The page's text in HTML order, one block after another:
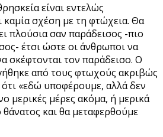
είναι εντελώς
καμία σχέση με τη φτώχεια. Θα
πλούσια σαν παράδεισος -πιο
έτσι ώστε οι άνθρωποι να
σκέφτονται τον παράδεισο. Ο
από τους φτωχούς ακριβώς
«εδώ υποφέρουμε, αλλά δεν
μερικές μέρες ακόμα, ή μερικά
θάνατος και θα μεταφερθούμε